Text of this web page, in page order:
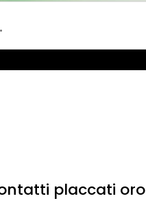
placcati oro